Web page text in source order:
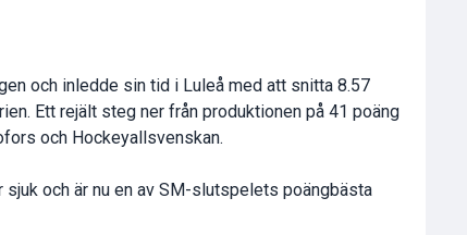
och inledde sin tid i Luleå med att snitta 8.57
Ett rejält steg ner från produktionen på 41 poäng
och Hockeyallsvenskan.
sjuk och är nu en av SM-slutspelets poängbästa